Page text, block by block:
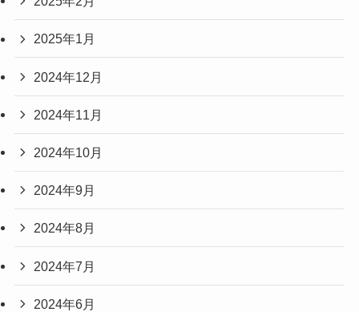
2025年1月
2024年12月
2024年11月
2024年10月
2024年9月
2024年8月
2024年7月
2024年6月